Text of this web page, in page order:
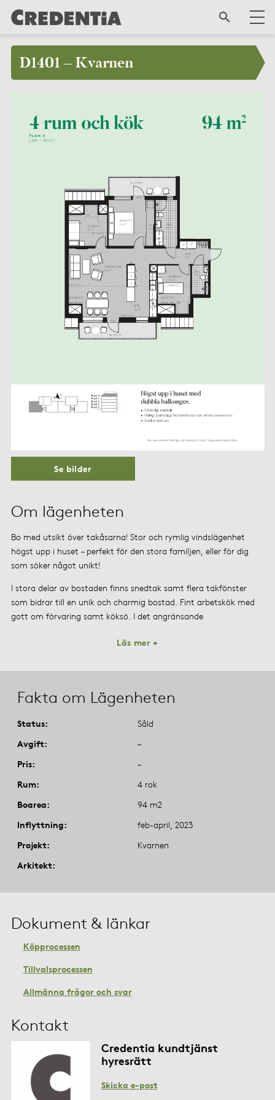
D1401 – Kvarnen
Om lägenheten
Bo med utsikt över takåsarna! Stor och rymlig vindslägenhet
högst upp i huset – perfekt för den stora familjen, eller för dig
som söker något unikt!
I stora delar av bostaden finns snedtak samt flera takfönster
som bidrar till en unik och charmig bostad. Fint arbetskök med
gott om förvaring samt köksö. I det angränsande
Läs mer +
Fakta om Lägenheten
Status
Såld
Avgift
–
Pris
–
Rum
4 rok
Boarea
94 m2
Inflyttning
feb-april, 2023
Projekt
Kvarnen
Arkitekt
Se bilder
Dokument & länkar
Köpprocessen
Tillvalsprocessen
Allmänna frågor och svar
Kontakt
Credentia kundtjänst
hyresrätt
Skicka e-post